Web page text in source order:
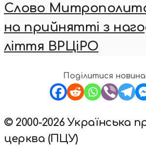
Слово Митрополита
на прийнятті з
ліття ВРЦіРО
Поділитися
© 2000-2026 Українська
церква (ПЦУ)